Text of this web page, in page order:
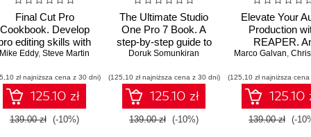
Final Cut Pro
Cookbook. Develop
editing skills with
over 70 recipes for
effects and efficient
workflows
Mike Eddy, Steve Martin
zł najniższa cena z 30 dni)
125.10 zł
139.00 zł (-10%)
The Ultimate Studio
One Pro 7 Book. A
step-by-step guide to
recording, editing,
mastering
professional-quality
music - Second
Edition
Doruk Somunkiran
(125,10 zł najniższa cena z 30 dni)
125.10 zł
139.00 zł (-10%)
Elevate Your
Production
REAPER.
extensive
and mixing
powerful
Marco Galvan,
(125,10 zł najniższa
125.10
139.00 zł (-